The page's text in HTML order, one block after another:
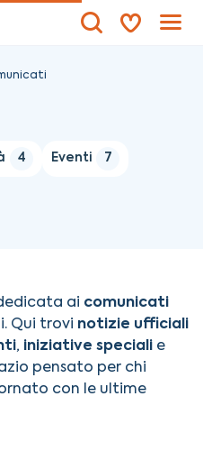
4 Eventi 7
ai comunicati
Qui trovi notizie ufficiali
, iniziative speciali e
pensato per chi
con le ultime